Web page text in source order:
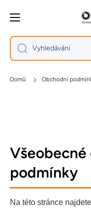
Přejít na obsah
Vyhledávání
Domů Obchodní
podmínky
Na této stránce